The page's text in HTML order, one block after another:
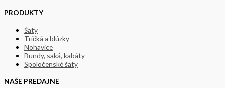
PRODUKTY
Šaty
Tričká a blúzky
Nohavice
Bundy, saká, kabáty
Spoločenské šaty
NAŠE PREDAJNE